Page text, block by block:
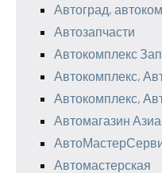
Автоград,
Автозапчасти
Автокомплекс
Автокомплекс,
Автокомплекс,
Автомагазин
Автомастерская